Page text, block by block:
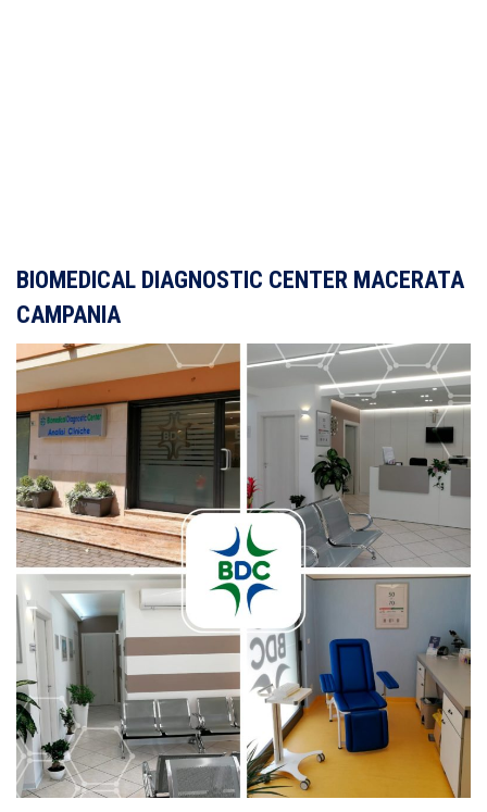
BIOMEDICAL DIAGNOSTIC CENTER MACERATA
CAMPANIA